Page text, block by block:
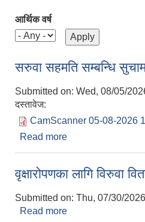
आर्थिक वर्ष
सरुवा सहमति सम्बन्धि
Submitted on: Wed, 08/05/
दस्तावेज:
CamScanner 05-08-2026
Read more
वृक्षारोपणका लागि विरुवा
Submitted on: Thu, 07/30/
Read more